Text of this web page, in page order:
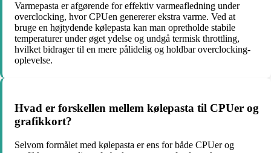
Varmepasta er afgørende for effektiv varmeafledning under
overclocking, hvor CPUen genererer ekstra varme. Ved at
bruge en højtydende kølepasta kan man opretholde stabile
temperaturer under øget ydelse og undgå termisk throttling,
hvilket bidrager til en mere pålidelig og holdbar overclocking-
oplevelse.
Hvad er forskellen mellem kølepasta til CPUer og
grafikkort?
Selvom formålet med kølepasta er ens for både CPUer og